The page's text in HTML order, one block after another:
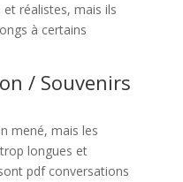
réalistes, mais ils
à certains
/ Souvenirs
mené, mais les
longues et
pdf conversations